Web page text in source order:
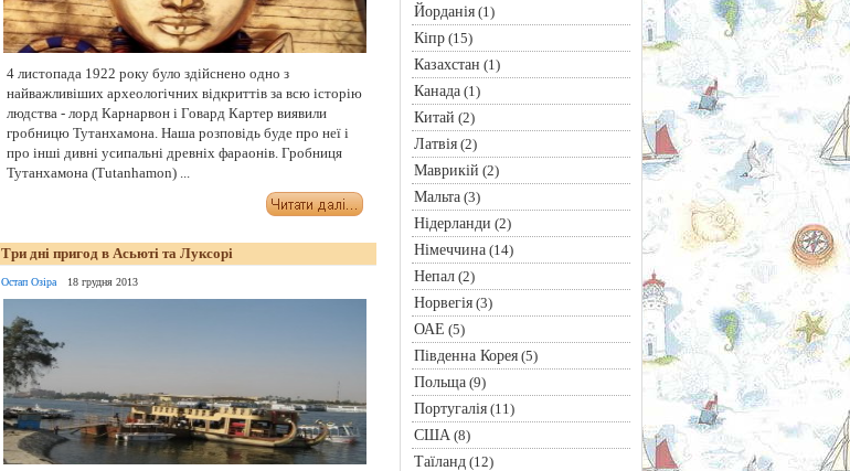
4 листопада 1922 року було здійснено одно з
найважливіших археологічних відкриттів за всю історію
людства - лорд Карнарвон і Говард Картер виявили
гробницю Тутанхамона. Наша розповідь буде про неї і
про інші дивні усипальні древніх фараонів. Гробниця
Тутанхамона (Tutanhamon) ...
Три дні пригод в Асьюті та Луксорі
Остап Озіра 18 грудня 2013
Йорданія(1)
Кіпр(15)
Казахстан (1)
Канада(1)
Китай (2)
Латвія(2)
Маврикій (2)
Мальта(3)
Нідерланди (2)
Німеччина(14)
Непал(2)
Норвегія(3)
ОАЕ (5)
Південна Корея(5)
Польща(9)
Португалія(11)
США(8)
Таїланд(12)